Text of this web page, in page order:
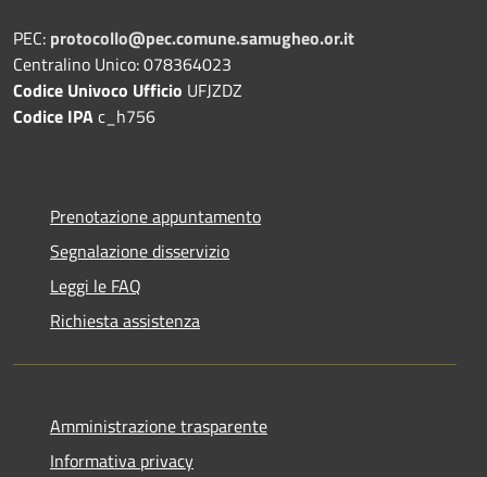
PEC: protocollo@pec.comune.samugheo.or.it
Centralino Unico: 078364023
Codice Univoco Ufficio UFJZDZ
Codice IPAc_h756
Prenotazione appuntamento
Segnalazione disservizio
Leggi le FAQ
Richiesta assistenza
Amministrazione trasparente
Informativa privacy